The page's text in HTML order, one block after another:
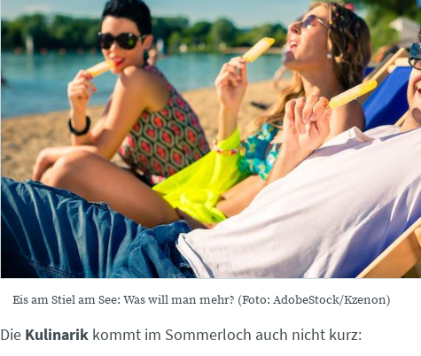
Eis am Stiel am See: Was will man mehr? (Foto: AdobeStock/Kzenon)
Die Kulinarik kommt im Sommerloch auch nicht kurz: